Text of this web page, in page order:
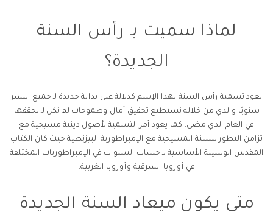
لماذا سميت بـ رأس السنة
الجديدة؟
تعود تسمية رأس السنة بهذا الإسم كدلالة على بداية جديدة لـ جميع البشر
سنويًا والذي من خلاله نستطيع تحقيق أمال وطموحات لم نكن لـ نحققها
في العام الذي مضى، كما يعود أمر التسمية لأصول دينية مسيحية مع
تزامن التطور للسنة المسيحية مع الإمبراطورية البيزنطية حيث كان الكتاب
المقدس الوسيلة الأساسية لـ حساب السنوات في الإمبراطوريات المختلفة
في أوروبا الشرقية وأوروبا الغربية.
متى يكون ميعاد السنة الجديدة